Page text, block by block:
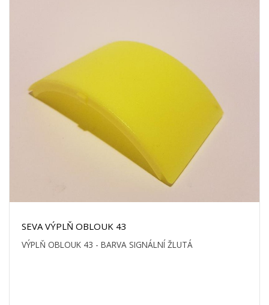
SEVA VÝPLŇ OBLOUK 43
VÝPLŇ OBLOUK 43 - BARVA SIGNÁLNÍ ŽLUTÁ